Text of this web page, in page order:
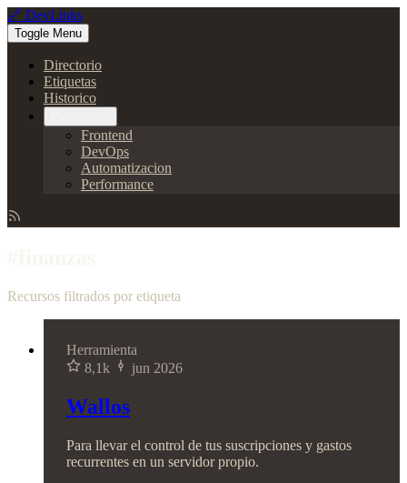
🔗 DevLinks
Toggle Menu
Directorio
Etiquetas
Historico
Frontend
DevOps
Automatizacion
Performance
Recursos filtrados por etiqueta
Herramienta
8,1k
jun 2026
Wallos
Para llevar el control de tus suscripciones y gastos
recurrentes en un servidor propio.